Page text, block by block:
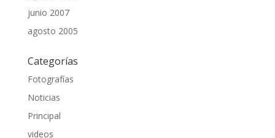
junio 2007
agosto 2005
Categorías
Fotografías
Noticias
Principal
videos